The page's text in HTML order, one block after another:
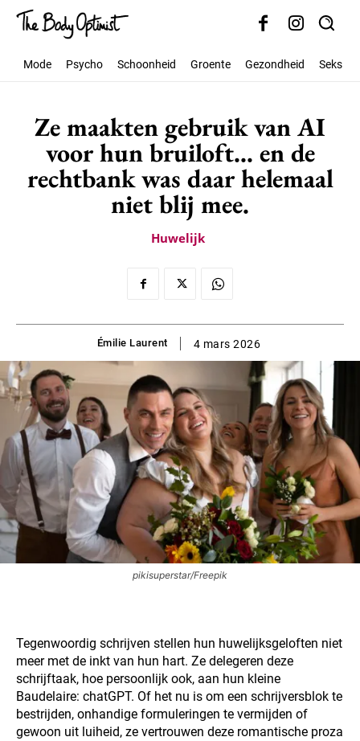
Mode Psycho Schoonheid Groente Gezondheid Seks
Ze maakten gebruik van AI
voor hun bruiloft... en de
rechtbank was daar helemaal
niet blij mee.
Huwelijk
Émilie Laurent 4 mars 2026
pikisuperstar/Freepik
Tegenwoordig schrijven stellen hun huwelijksgeloften niet
meer met de inkt van hun hart. Ze delegeren deze
schrijftaak, hoe persoonlijk ook, aan hun kleine
Baudelaire: chatGPT. Of het nu is om een schrijversblok te
bestrijden, onhandige formuleringen te vermijden of
gewoon uit luiheid, ze vertrouwen deze romantische proza